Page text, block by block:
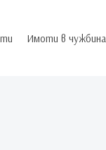
Имоти в чужбина